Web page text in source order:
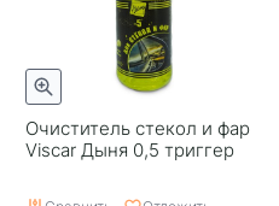
Очиститель стекол и фар
Viscar Дыня 0,5 триггер